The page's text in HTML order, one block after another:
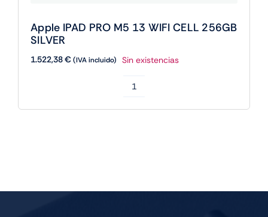
Apple IPAD PRO M5 13 WIFI CELL 256GB
SILVER
1.522,38€(IVA incluido) Sin existencias
IPAD
CELL